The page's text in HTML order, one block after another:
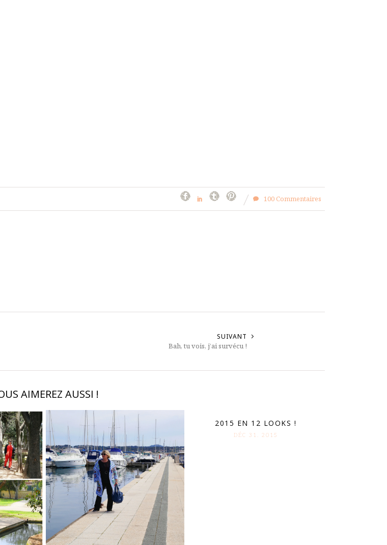
100 Commentaires
SUIVANT
Bah, tu vois, j’ai survécu !
AIMEREZ AUSSI !
2015 EN 12 LOOKS !
DÉC 31. 2015